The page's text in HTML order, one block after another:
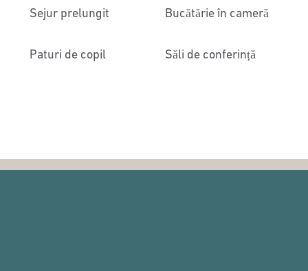
Sejur prelungit Bucătărie în cameră
Paturi de copil Săli de conferință